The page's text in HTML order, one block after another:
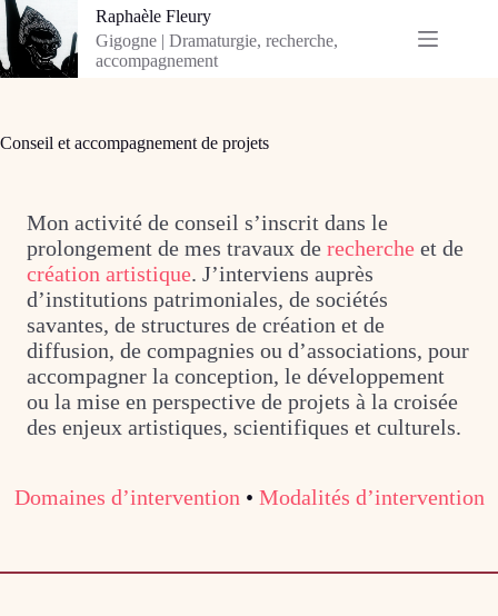
Passer
contenu
Raphaèle Fleury
Gigogne | Dramaturgie, recherche,
accompagnement
Conseil et accompagnement de projets
Mon activité de conseil s’inscrit dans le
prolongement de mes travaux de recherche et de
création artistique. J’interviens auprès
d’institutions patrimoniales, de sociétés
savantes, de structures de création et de
diffusion, de compagnies ou d’associations, pour
accompagner la conception, le développement
ou la mise en perspective de projets à la croisée
des enjeux artistiques, scientifiques et culturels.
Domaines d’intervention• Modalités d’intervention